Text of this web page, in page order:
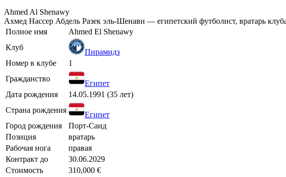
Ahmed Al Shenawy
Ахмед Нассер Абдель Разек эль-Шенави — египетский футболист, вратарь
Полное имя
Ahmed El Shenawy
Клуб
Пирамидз
Номер в клубе
1
Гражданство
Египет
Дата рождения
14.05.1991 (35 лет)
Страна рождения
Египет
Город рождения
Порт-Саид
Позиция
вратарь
Рабочая нога
правая
Контракт до
30.06.2029
Стоимость
310,000 €